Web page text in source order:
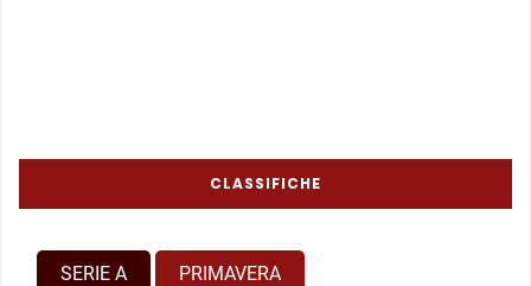
CLASSIFICHE
SERIE A PRIMAVERA